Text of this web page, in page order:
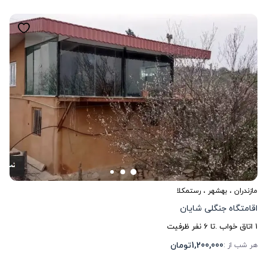
مازندران ، بهشهر ، رستمکلا
اقامتگاه جنگلی شایان
1 اتاق خواب .تا 6نفر ظرفیت
هر شب از :1,200,000تومان